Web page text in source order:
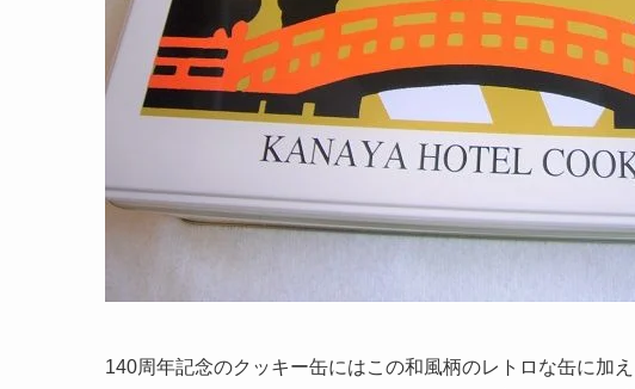
140周年記念のクッキー缶にはこの和風柄のレトロな缶に加